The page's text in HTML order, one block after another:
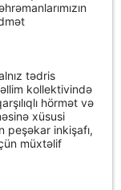
tədris
kollektivində
hörmət və
xüsusi
peşəkar inkişafı,
müxtəlif